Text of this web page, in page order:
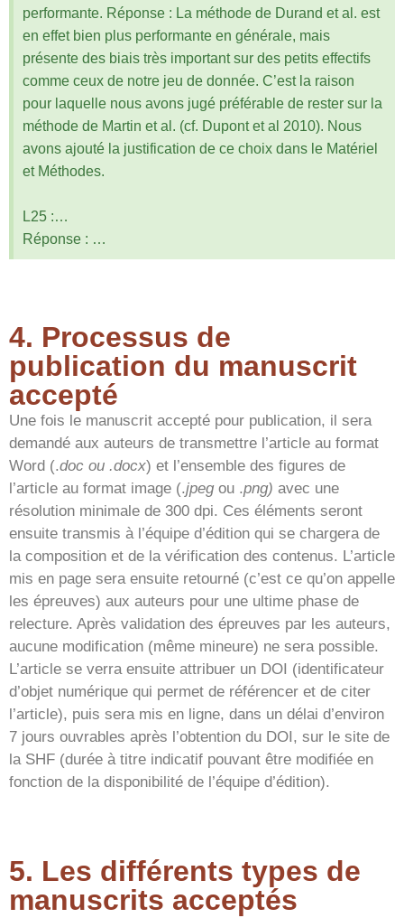
performante. Réponse : La méthode de Durand et al. est
en effet bien plus performante en générale, mais
présente des biais très important sur des petits effectifs
comme ceux de notre jeu de donnée. C’est la raison
pour laquelle nous avons jugé préférable de rester sur la
méthode de Martin et al. (cf. Dupont et al 2010). Nous
avons ajouté la justification de ce choix dans le Matériel
et Méthodes.
L25 :…
Réponse : …
4. Processus de
publication du manuscrit
accepté
Une fois le manuscrit accepté pour publication, il sera
demandé aux auteurs de transmettre l’article au format
Word (.doc ou .docx) et l’ensemble des figures de
l’article au format image (.jpegou .png) avec une
résolution minimale de 300 dpi. Ces éléments seront
ensuite transmis à l’équipe d’édition qui se chargera de
la composition et de la vérification des contenus. L’article
mis en page sera ensuite retourné (c’est ce qu’on appelle
les épreuves) aux auteurs pour une ultime phase de
relecture. Après validation des épreuves par les auteurs,
aucune modification (même mineure) ne sera possible.
L’article se verra ensuite attribuer un DOI (identificateur
d’objet numérique qui permet de référencer et de citer
l’article), puis sera mis en ligne, dans un délai d’environ
7 jours ouvrables après l’obtention du DOI, sur le site de
la SHF (durée à titre indicatif pouvant être modifiée en
fonction de la disponibilité de l’équipe d’édition).
5. Les différents types de
manuscrits acceptés